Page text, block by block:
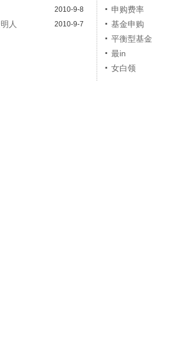
2010-9-8
人 2010-9-7
申购费率
基金申购
平衡型基金
最in
女白领